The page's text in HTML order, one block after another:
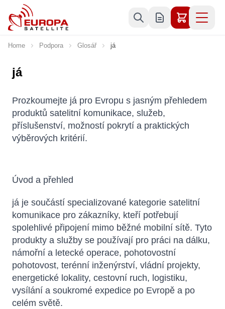
Skip to Content
Home Podpora Glosář já
já
Prozkoumejte já pro Evropu s jasným přehledem
produktů satelitní komunikace, služeb,
příslušenství, možností pokrytí a praktických
výběrových kritérií.
Úvod a přehled
já je součástí specializované kategorie satelitní
komunikace pro zákazníky, kteří potřebují
spolehlivé připojení mimo běžné mobilní sítě. Tyto
produkty a služby se používají pro práci na dálku,
námořní a letecké operace, pohotovostní
pohotovost, terénní inženýrství, vládní projekty,
energetické lokality, cestovní ruch, logistiku,
vysílání a soukromé expedice po Evropě a po
celém světě.